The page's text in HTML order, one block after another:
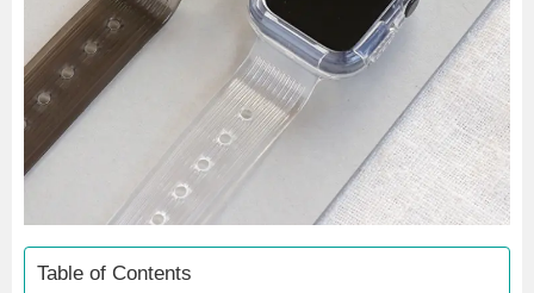
Table of Contents